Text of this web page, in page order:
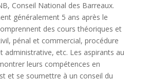
Conseil National des Barreaux.
généralement 5 ans après le
des cours théoriques et
pénal et commercial, procédure
administrative, etc. Les aspirants au
leurs compétences en
et se soumettre à un conseil du